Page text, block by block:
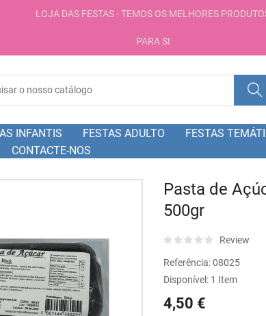
LOJA DAS FESTAS - TEMOS OS MELHORES
PARA SI
INFANTIS FESTAS ADULTO FESTAS
CONTACTE-NOS
Pasta de
500gr
Review
Referência:08025
Disponível: 1 Item
4,50 €